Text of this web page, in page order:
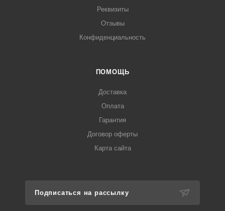
Реквизиты
Отзывы
Конфиденциальность
ПОМОЩЬ
Доставка
Оплата
Гарантия
Договор оферты
Карта сайта
Подписаться на рассылку